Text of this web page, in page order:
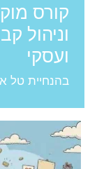
קורס
וניהול
ועסקי
בהנחיית טל איתן | 250 ש"ח